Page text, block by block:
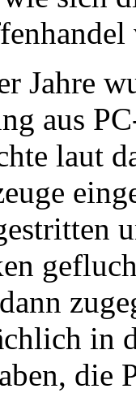
Jahre
aus
laut
in
die